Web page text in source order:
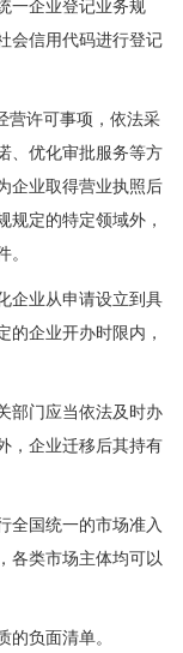
一企业登记业务规
会信用代码进行登记
营许可事项，依法采
、优化审批服务等方
企业取得营业执照后
规定的特定领域外，
。
企业从申请设立到具
的企业开办时限内，
部门应当依法及时办
，企业迁移后其持有
国统一的市场准入
各类市场主体均可以
的负面清单。